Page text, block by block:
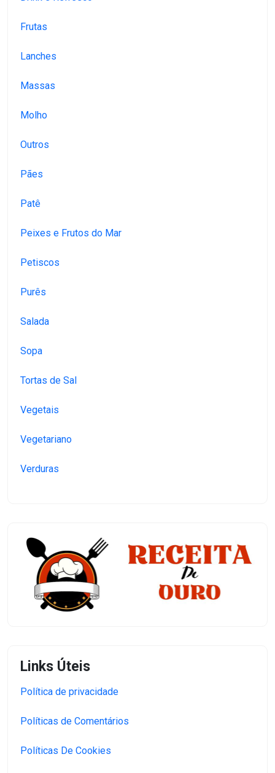
Frutas
Lanches
Massas
Molho
Outros
Pães
Patê
Peixes e Frutos do Mar
Petiscos
Purês
Salada
Sopa
Tortas de Sal
Vegetais
Vegetariano
Verduras
Links Úteis
Política de privacidade
Políticas de Comentários
Políticas De Cookies